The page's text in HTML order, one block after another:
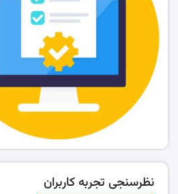
نظرسنجی تجربه کاربران